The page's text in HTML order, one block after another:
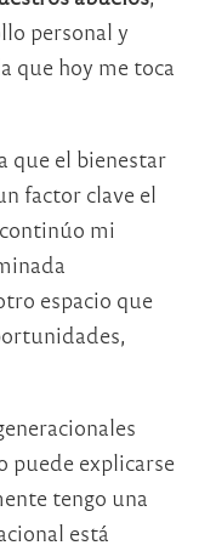
personal y
que hoy me toca
que el bienestar
factor clave el
mi
espacio que
puede explicarse
tengo una
está